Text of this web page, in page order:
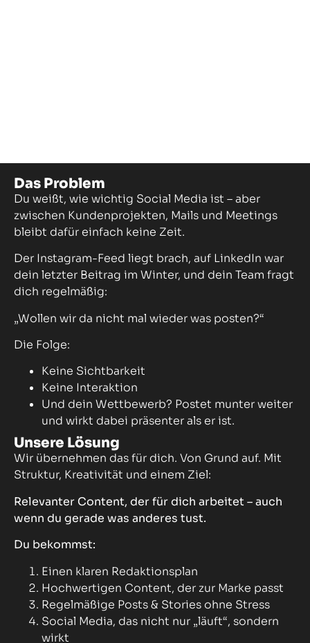
Das Problem
Du weißt, wie wichtig Social Media ist – aber
zwischen Kundenprojekten, Mails und Meetings
bleibt dafür einfach keine Zeit.
Der Instagram-Feed liegt brach, auf LinkedIn war
dein letzter Beitrag im Winter, und dein Team fragt
dich regelmäßig:
„Wollen wir da nicht mal wieder was posten?“
Die Folge:
Keine Sichtbarkeit
Keine Interaktion
Und dein Wettbewerb? Postet munter weiter
und wirkt dabei präsenter als er ist.
Unsere Lösung
Wir übernehmen das für dich. Von Grund auf. Mit
Struktur, Kreativität und einem Ziel:
Relevanter Content, der für dich arbeitet – auch
wenn du gerade was anderes tust.
Du bekommst:
Einen klaren Redaktionsplan
Hochwertigen Content, der zur Marke passt
Regelmäßige Posts & Stories ohne Stress
Social Media, das nicht nur „läuft“, sondern
wirkt